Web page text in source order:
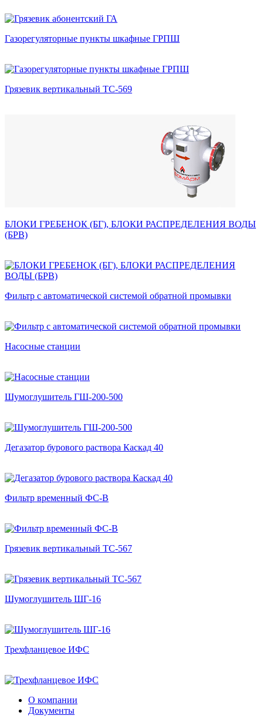
Газорегуляторные пункты шкафные ГРПШ
Грязевик вертикальный ТС-569
БЛОКИ ГРЕБЕНОК (БГ), БЛОКИ РАСПРЕДЕЛЕНИЯ ВОДЫ
(БРВ)
Фильтр с автоматической системой обратной промывки
Насосные станции
Шумоглушитель ГШ-200-500
Дегазатор бурового раствора Каскад 40
Фильтр временный ФС-В
Грязевик вертикальный ТС-567
Шумоглушитель ШГ-16
Трехфланцевое ИФС
О компании
Документы